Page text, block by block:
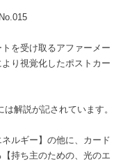
を受け取るアファーメー
り視覚化したポストカー
解説が記されています。
ルギー】の他に、カード
持ち主のための、光のエ